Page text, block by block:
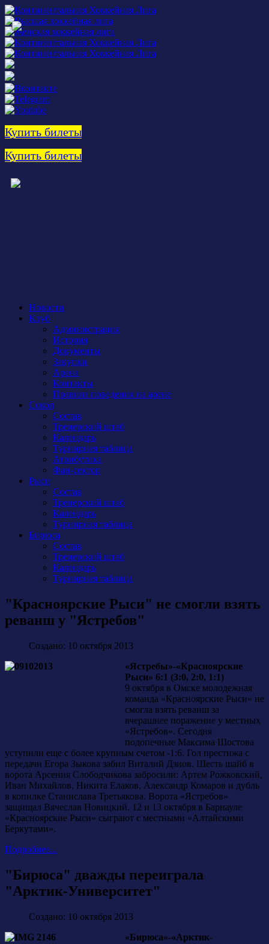
Купить билеты
Купить билеты
Новости
Клуб
Администрация
История
Документы
Закупки
Арена
Контакты
Правила поведения на арене
Сокол
Состав
Тренерский штаб
Календарь
Турнирная таблица
Атрибутика
Фан-сектор
Рыси
Состав
Тренерский штаб
Календарь
Турнирная таблица
Бирюса
Состав
Тренерский штаб
Календарь
Турнирная таблица
"Красноярские Рыси" не смогли взять
реванш у "Ястребов"
Создано: 10 октября 2013
«Ястребы»-«Красноярские
Рыси» 6:1 (3:0, 2:0, 1:1)
9 октября в Омске молодежная
команда «Красноярские Рыси» не
смогла взять реванш за
вчерашнее поражение у местных
«Ястребов». Сегодня
подопечные Максима Шостова
уступили еще с более крупным счетом -1:6. Гол престижа с
передачи Егора Зыкова забил Виталий Дзиов. Шесть шайб в
ворота Арсения Слободчикова забросили: Артем Рожковский,
Иван Михайлов, Никита Елаков, Александр Комаров и дубль
в копилке Станислава Третьякова. Ворота «Ястребов»
защищал Вячеслав Новицкий. 12 и 13 октября в Барнауле
«Красноярские Рыси» сыграют с местными «Алтайскими
Беркутами».
Подробнее...
"Бирюса" дважды переиграла
"Арктик-Университет"
Создано: 10 октября 2013
«Бирюса»-«Арктик-